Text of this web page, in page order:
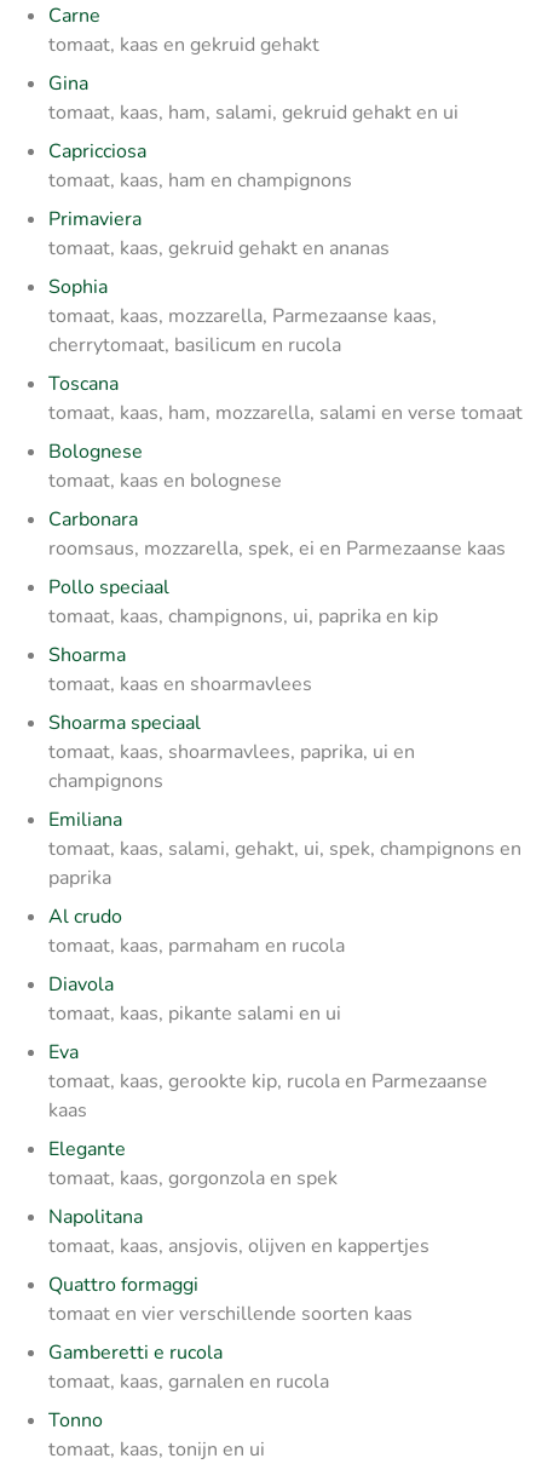
Carne
tomaat, kaas en gekruid gehakt
Gina
tomaat, kaas, ham, salami, gekruid gehakt en ui
Capricciosa
tomaat, kaas, ham en champignons
Primaviera
tomaat, kaas, gekruid gehakt en ananas
Sophia
tomaat, kaas, mozzarella, Parmezaanse kaas,
cherrytomaat, basilicum en rucola
Toscana
tomaat, kaas, ham, mozzarella, salami en verse tomaat
Bolognese
tomaat, kaas en bolognese
Carbonara
roomsaus, mozzarella, spek, ei en Parmezaanse kaas
Pollo speciaal
tomaat, kaas, champignons, ui, paprika en kip
Shoarma
tomaat, kaas en shoarmavlees
Shoarma speciaal
tomaat, kaas, shoarmavlees, paprika, ui en
champignons
Emiliana
tomaat, kaas, salami, gehakt, ui, spek, champignons en
paprika
Al crudo
tomaat, kaas, parmaham en rucola
Diavola
tomaat, kaas, pikante salami en ui
Eva
tomaat, kaas, gerookte kip, rucola en Parmezaanse
kaas
Elegante
tomaat, kaas, gorgonzola en spek
Napolitana
tomaat, kaas, ansjovis, olijven en kappertjes
Quattro formaggi
tomaat en vier verschillende soorten kaas
Gamberetti e rucola
tomaat, kaas, garnalen en rucola
Tonno
tomaat, kaas, tonijn en ui